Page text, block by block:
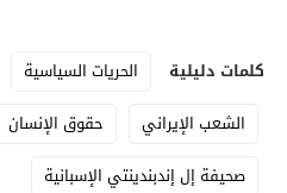
كلمات دليلية الحريات السياسية
الشعب الإيراني
حقوق الإنسان
صحيفة إل إندبندينتي الإسبانية